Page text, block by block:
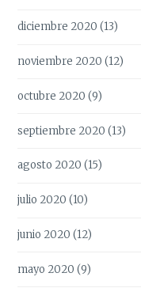
diciembre 2020 (13)
noviembre 2020 (12)
octubre 2020 (9)
septiembre 2020 (13)
agosto 2020 (15)
julio 2020 (10)
junio 2020 (12)
mayo 2020 (9)